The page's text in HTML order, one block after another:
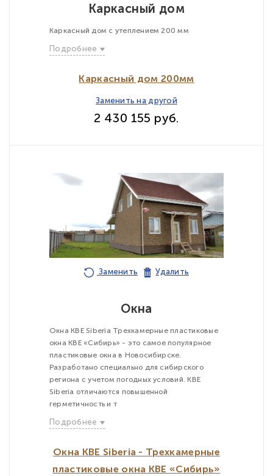
Каркасный дом
Каркасный дом с утеплением 200 мм
Подробнее
Каркасный дом 200мм
Заменить на другой
2 430 155 руб.
Заменить Удалить
Окна
Окна KBE Siberia Трехкамерные пластиковые
окна KBE «Сибирь» - это самое популярное
пластиковые окна в Новосибирске.
Разработано специально для сибирского
региона с учетом погодных условий. KBE
Siberia отличаются повышенной
герметичность и т
Подробнее
Окна KBE Siberia - Трехкамерные
пластиковые окна KBE «Сибирь»